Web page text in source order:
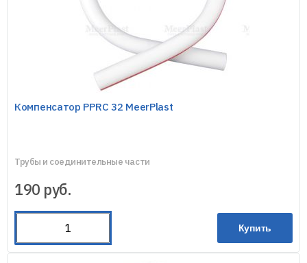
Компенсатор PPRC 32 MeerPlast
Трубы и соединительные части
190 руб.
Купить